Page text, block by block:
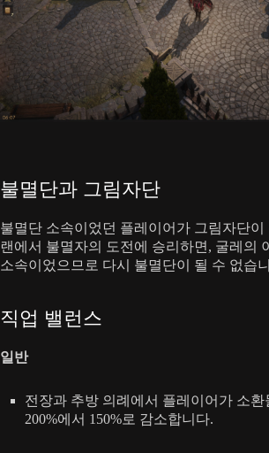
불멸단과 그림자단
불멸단 소속이었던 플레이어가 그림자단이
랜에서 불멸자의 도전에 승리하면, 굴레의
소속이었으므로 다시 불멸단이 될 수 없습
직업 밸런스
일반
전장과 추방 의례에서 플레이어가 소
200%에서 150%로 감소합니다.